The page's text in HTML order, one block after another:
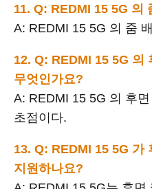
11. Q: REDMI 15 5G 의
A: REDMI 15 5G 의 줌
12. Q: REDMI 15 5G 의
무엇인가요?
A: REDMI 15 5G 의 후
초점이다.
13. Q: REDMI 15 5G 가
지원하나요?